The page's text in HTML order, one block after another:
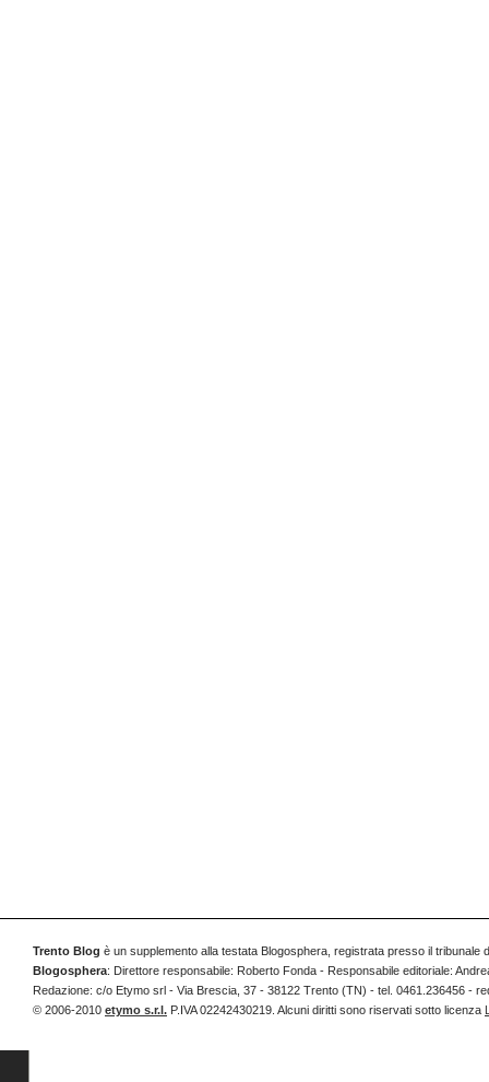
Trento Blog è un supplemento alla testata Blogosphera, registrata presso il tribunale
Blogosphera: Direttore responsabile: Roberto Fonda - Responsabile editoriale:
Redazione: c/o Etymo srl - Via Brescia, 37 - 38122 Trento (TN) - tel. 0461.236456 -
© 2006-2010 etymo s.r.l. P.IVA 02242430219. Alcuni diritti sono riservati sotto licenza